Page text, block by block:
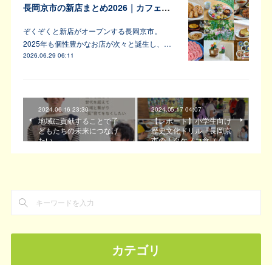
長岡京市の新店まとめ2026｜カフェ・居酒屋・韓国料理など注目6軒
ぞくぞくと新店がオープンする長岡京市。
2025年も個性豊かなお店が次々と誕生し、…
2026.06.29 06:11
2024.06.16 23:30
地域に貢献することで子
どもたちの未来につなげ
たい
2024.05.17 04:07
【レポート】小学生向け
歴史文化ドリル『長岡京
市の！タケノコ食（く…
カテゴリ